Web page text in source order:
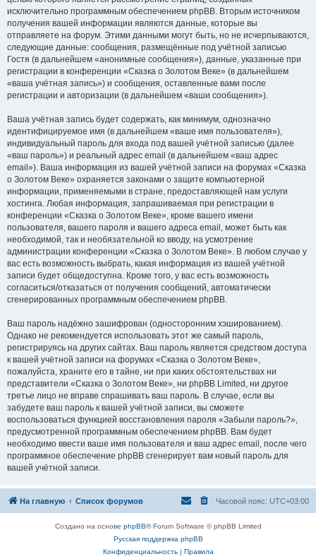
исключительно программным обеспечением phpBB. Вторым источником
получения вашей информации являются данные, которые вы
отправляете на форум. Этими данными могут быть, но не исчерпываются,
следующие данные: сообщения, размещённые под учётной записью
Гостя (в дальнейшем «анонимные сообщения»), данные, указанные при
регистрации в конференции «Сказка о Золотом Веке» (в дальнейшем
«ваша учётная запись») и сообщения, оставленные вами после
регистрации и авторизации (в дальнейшем «ваши сообщения»).
Ваша учётная запись будет содержать, как минимум, однозначно
идентифицируемое имя (в дальнейшем «ваше имя пользователя»),
индивидуальный пароль для входа под вашей учётной записью (далее
«ваш пароль») и реальный адрес email (в дальнейшем «ваш адрес
email»). Ваша информация из вашей учётной записи на форумах «Сказка
о Золотом Веке» охраняется законами о защите компьютерной
информации, применяемыми в стране, предоставляющей нам услуги
хостинга. Любая информация, запрашиваемая при регистрации в
конференции «Сказка о Золотом Веке», кроме вашего имени
пользователя, вашего пароля и вашего адреса email, может быть как
необходимой, так и необязательной ко вводу, на усмотрение
администрации конференции «Сказка о Золотом Веке». В любом случае у
вас есть возможность выбрать, какая информация из вашей учётной
записи будет общедоступна. Кроме того, у вас есть возможность
согласиться/отказаться от получения сообщений, автоматически
сгенерированных программным обеспечением phpBB.
Ваш пароль надёжно зашифрован (односторонним хэшированием).
Однако не рекомендуется использовать этот же самый пароль,
регистрируясь на других сайтах. Ваш пароль является средством доступа
к вашей учётной записи на форумах «Сказка о Золотом Веке»,
пожалуйста, храните его в тайне, ни при каких обстоятельствах ни
представители «Сказка о Золотом Веке», ни phpBB Limited, ни другое
третье лицо не вправе спрашивать ваш пароль. В случае, если вы
забудете ваш пароль к вашей учётной записи, вы сможете
воспользоваться функцией восстановления пароля «Забыли пароль?»,
предусмотренной программным обеспечением phpBB. Вам будет
необходимо ввести ваше имя пользователя и ваш адрес email, после чего
программное обеспечение phpBB сгенерирует вам новый пароль для
вашей учётной записи.
На главную Список форумов Часовой пояс: UTC+03:00
Создано на основе phpBB® Forum Software © phpBB Limited
Русская поддержка phpBB
Конфиденциальность| Правила